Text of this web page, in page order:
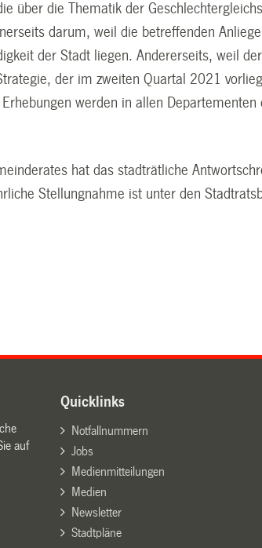
über die Thematik der
darum, weil die betreffenden
der Stadt liegen. Andererseits, weil
der im zweiten Quartal 2021
werden in allen
hat das stadträtliche
Stellungnahme ist unter den
auf
Quicklinks
Notfallnummern
Jobs
Medienmitteilungen
Medien
Newsletter
Stadtpläne